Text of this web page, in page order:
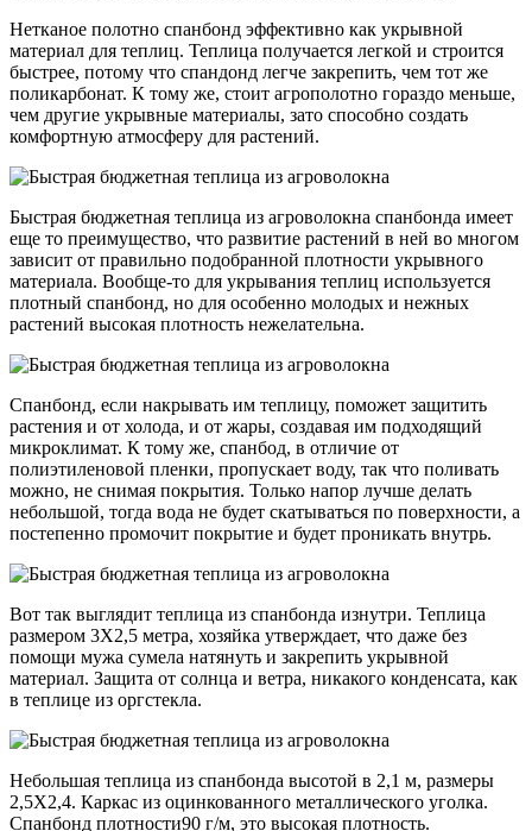
Нетканое полотно спанбонд эффективно как укрывной
материал для теплиц. Теплица получается легкой и строится
быстрее, потому что спандонд легче закрепить, чем тот же
поликарбонат. К тому же, стоит агрополотно гораздо меньше,
чем другие укрывные материалы, зато способно создать
комфортную атмосферу для растений.
Быстрая бюджетная теплица из агроволокна спанбонда имеет
еще то преимущество, что развитие растений в ней во многом
зависит от правильно подобранной плотности укрывного
материала. Вообще-то для укрывания теплиц используется
плотный спанбонд, но для особенно молодых и нежных
растений высокая плотность нежелательна.
Спанбонд, если накрывать им теплицу, поможет защитить
растения и от холода, и от жары, создавая им подходящий
микроклимат. К тому же, спанбод, в отличие от
полиэтиленовой пленки, пропускает воду, так что поливать
можно, не снимая покрытия. Только напор лучше делать
небольшой, тогда вода не будет скатываться по поверхности, а
постепенно промочит покрытие и будет проникать внутрь.
Вот так выглядит теплица из спанбонда изнутри. Теплица
размером 3Х2,5 метра, хозяйка утверждает, что даже без
помощи мужа сумела натянуть и закрепить укрывной
материал. Защита от солнца и ветра, никакого конденсата, как
в теплице из оргстекла.
Небольшая теплица из спанбонда высотой в 2,1 м, размеры
2,5Х2,4. Каркас из оцинкованного металлического уголка.
Спанбонд плотности90 г/м, это высокая плотность.